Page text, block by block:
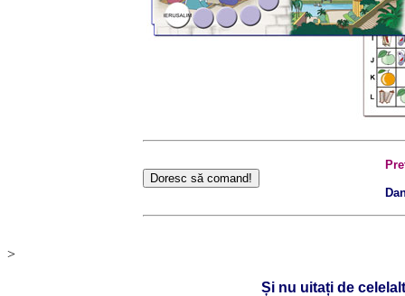
>
Și nu uitați de